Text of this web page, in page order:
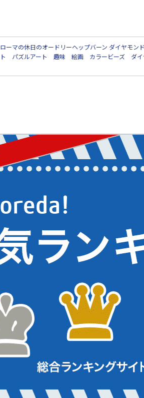
ローマの休日のオードリーヘップバーン ダイヤモ
ト パズルアート 趣味 絵画 カラービーズ ダイ